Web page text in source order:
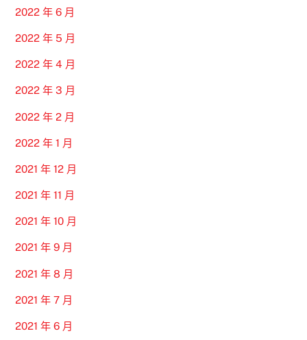
2022 年 6 月
2022 年 5 月
2022 年 4 月
2022 年 3 月
2022 年 2 月
2022 年 1 月
2021 年 12 月
2021 年 11 月
2021 年 10 月
2021 年 9 月
2021 年 8 月
2021 年 7 月
2021 年 6 月